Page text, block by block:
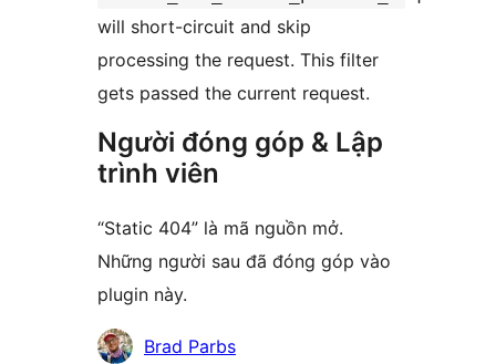
will short-circuit and skip
processing the request. This filter
gets passed the current request.
Người đóng góp & Lập
trình viên
“Static 404” là mã nguồn mở.
Những người sau đã đóng góp vào
plugin này.
NhữngBrad Parbs